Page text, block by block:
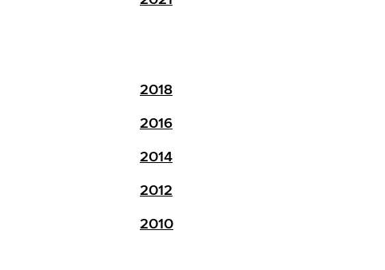
2018
2016
2014
2012
2010